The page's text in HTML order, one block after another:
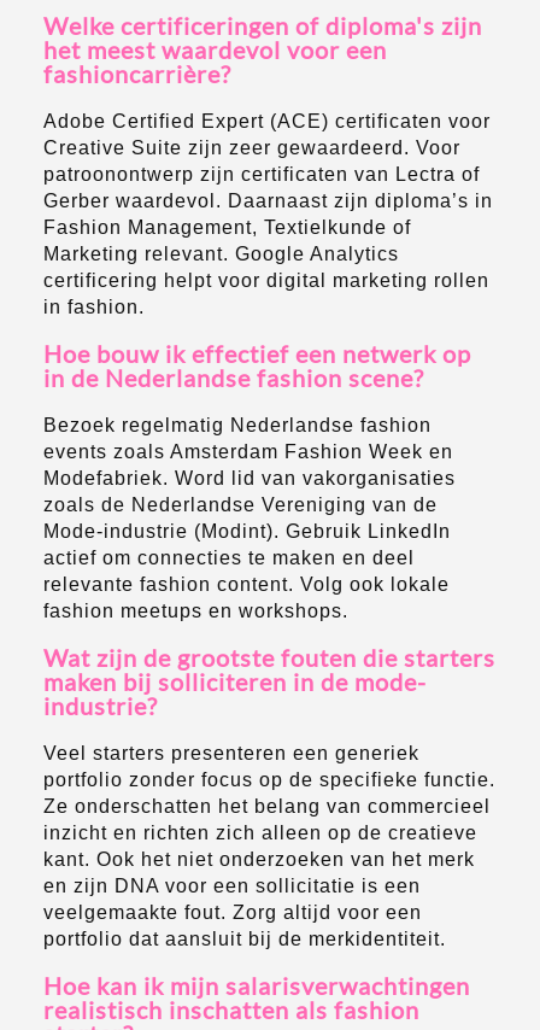
Welke certificeringen of diploma's zijn
het meest waardevol voor een
fashioncarrière?
Adobe Certified Expert (ACE) certificaten voor
Creative Suite zijn zeer gewaardeerd. Voor
patroonontwerp zijn certificaten van Lectra of
Gerber waardevol. Daarnaast zijn diploma’s in
Fashion Management, Textielkunde of
Marketing relevant. Google Analytics
certificering helpt voor digital marketing rollen
in fashion.
Hoe bouw ik effectief een netwerk op
in de Nederlandse fashion scene?
Bezoek regelmatig Nederlandse fashion
events zoals Amsterdam Fashion Week en
Modefabriek. Word lid van vakorganisaties
zoals de Nederlandse Vereniging van de
Mode-industrie (Modint). Gebruik LinkedIn
actief om connecties te maken en deel
relevante fashion content. Volg ook lokale
fashion meetups en workshops.
Wat zijn de grootste fouten die starters
maken bij solliciteren in de mode-
industrie?
Veel starters presenteren een generiek
portfolio zonder focus op de specifieke functie.
Ze onderschatten het belang van commercieel
inzicht en richten zich alleen op de creatieve
kant. Ook het niet onderzoeken van het merk
en zijn DNA voor een sollicitatie is een
veelgemaakte fout. Zorg altijd voor een
portfolio dat aansluit bij de merkidentiteit.
Hoe kan ik mijn salarisverwachtingen
realistisch inschatten als fashion